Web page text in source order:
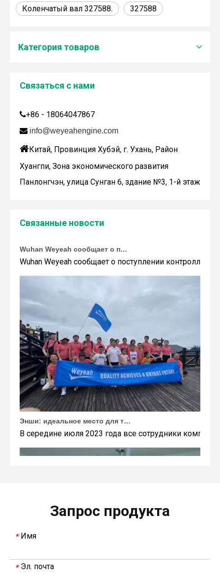
Коленчатый вал 327588. 327588
Категория товаров
Связаться с нами
+86 - 18064047867
 info@weyeahengine.com
Китай, Провинция Хубэй, г. Ухань, Район
Хуангпи, Зона экономического развития
Панлонгчэн, улица Сунган 6, здание №3, 1-й этаж
Связанные новости
WY200673
Wuhan Weyeah сообщает о поступлении
В середине июля 2023 года все сотрудники
Запрос продукта
* Имя
* Эл. почта